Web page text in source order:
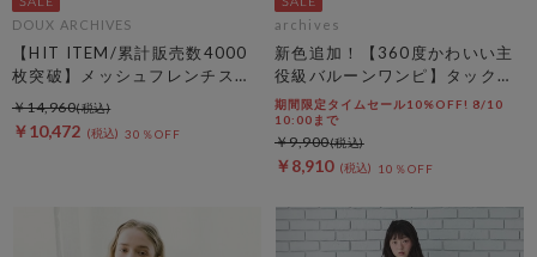
DOUX ARCHIVES
【HIT ITEM/累計販売数4000
枚突破】メッシュフレンチスリ
ーブジャケット／
￥10,472 30％OFF
￥14,960
archives
新色追加！【360度かわいい主
役級バルーンワンピ】タックバ
ルーンノースリギャザーワンピ
ース
期間限定タイムセール10%OFF! 8/10
10:00まで
￥8,910 10％OFF
￥9,900